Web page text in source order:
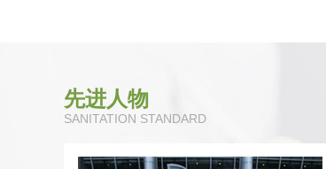
先进人物
SANITATION STANDARD